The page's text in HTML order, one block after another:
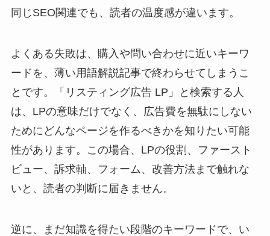
同じSEO関連でも、読者の温度感が違います。
よくある失敗は、購入や問い合わせに近いキーワ
ードを、薄い用語解説記事で終わらせてしまうこ
とです。「リスティング広告 LP」と検索する人
は、LPの意味だけでなく、広告費を無駄にしない
ためにどんなページを作るべきかを知りたい可能
性があります。この場合、LPの役割、ファースト
ビュー、訴求軸、フォーム、改善方法まで触れな
いと、読者の判断に届きません。
逆に、まだ知識を得たい段階のキーワードで、い